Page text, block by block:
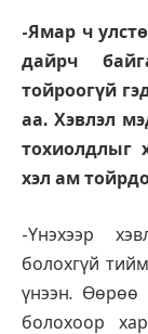
-Ямар ч
дайрч
тойроогүй
аа. Хэвлэл
тохиолдлыг
хэл ам
-Үнэхээр
болохгүй
үнээн. Өөрөө
болохоор